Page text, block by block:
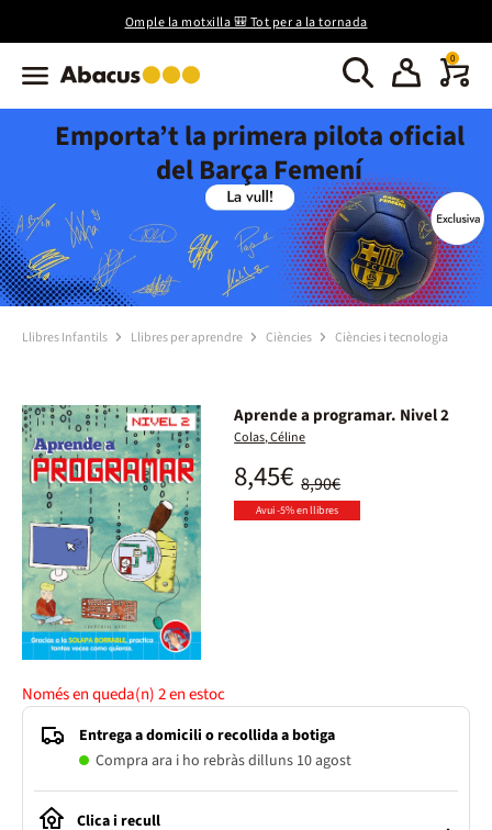
Omple la motxilla 🎒 Tot per a la tornada
0
Emporta’t la primera pilota oficial
del Barça Femení
Llibres Infantils Llibres per aprendre Ciències Ciències i tecnologia
Aprende a programar. Nivel 2
Colas, Céline
8,90€
8,45€
Avui -5% en llibres
Només en queda(n)2en estoc
Entrega a domicili o recollida a botiga
Compra ara i ho rebràs dilluns 10 agost
Clica i recull